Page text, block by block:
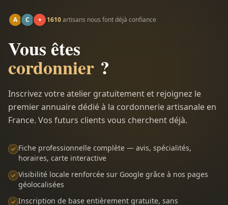
A C + 1610artisans nous font déjà confiance
Vous êtes
cordonnier ?
Inscrivez votre atelier gratuitement et rejoignez le
premier annuaire dédié à la cordonnerie artisanale en
France. Vos futurs clients vous cherchent déjà.
Fiche professionnelle complète — avis, spécialités,
horaires, carte interactive
Visibilité locale renforcée sur Google grâce à nos pages
géolocalisées
Inscription de base entièrement gratuite, sans